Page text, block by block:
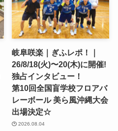
岐阜咲楽｜ぎふレポ！｜
26/8/18(火)〜20(木)に開催!
独占インタビュー！
第10回全国盲学校フロアバ
レーボール 美ら風沖縄大会
出場決定☆
2026.08.04